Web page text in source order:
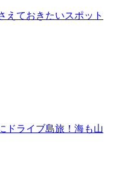
えておきたいスポット
ドライブ島旅！海も山